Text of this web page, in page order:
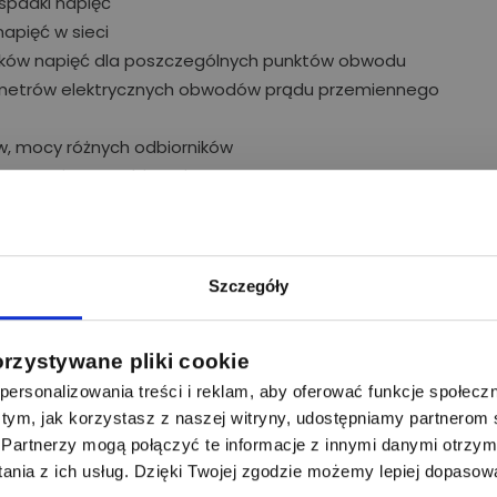
Szczegóły
pliki cookie
treści i reklam, aby oferować funkcje
jak korzystasz z naszej witryny, udostępniamy partnerom
mogą połączyć te informacje z innymi danymi
z ich usług. Dzięki Twojej zgodzie możemy lepiej
w sieci
napięć dla poszczególnych punktów obwodu
elektrycznych obwodów prądu przemiennego
mocy różnych odbiorników
mocy biernej
4-dniowe/
nowa jakość i nowatorskie podejście do szkoleń to coś, co